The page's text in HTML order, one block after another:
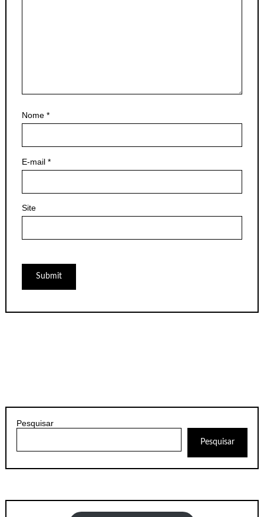
Nome *
E-mail *
Site
Pesquisar
Pesquisar